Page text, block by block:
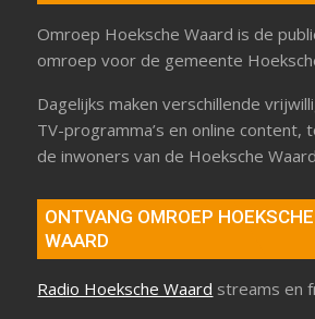
Omroep Hoeksche Waard is de
omroep voor de gemeente
Dagelijks maken verschillende
TV-programma’s en online content,
de inwoners van de Hoeksche
ONTVANG OMROEP HOEKSCHE
WAARD
Radio Hoeksche Waard streams en